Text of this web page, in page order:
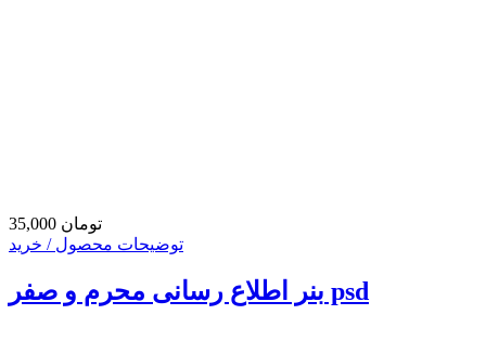
35,000 تومان
توضیحات محصول / خرید
بنر اطلاع رسانی محرم و صفر psd